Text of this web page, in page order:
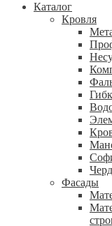
Каталог
Кровля
Фасады